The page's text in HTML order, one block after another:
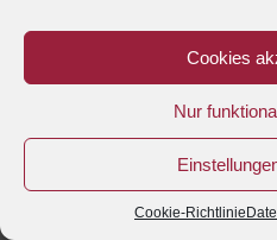
Cookies
Nur
Cookie-Richtlinie